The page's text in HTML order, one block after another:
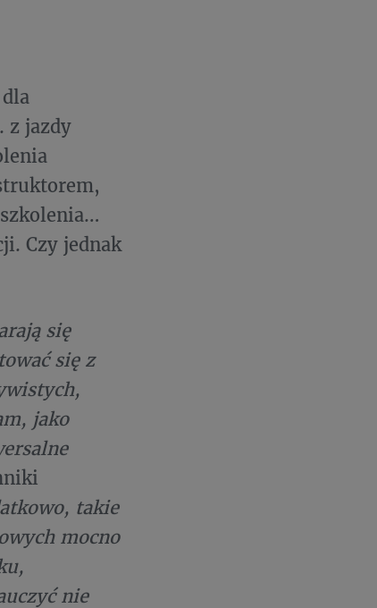
z jazdy
Czy jednak
się
się z
jako
takie
mocno
nie